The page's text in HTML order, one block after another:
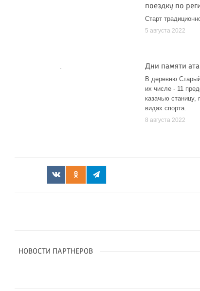
поездку по
Старт
5 августа 2022
Дни памяти
В деревню
их числе - 11
казачью станицу,
видах спорта.
8 августа 2022
НОВОСТИ ПАРТНЕРОВ